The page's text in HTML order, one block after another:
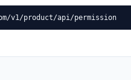
v1/product/api/permission